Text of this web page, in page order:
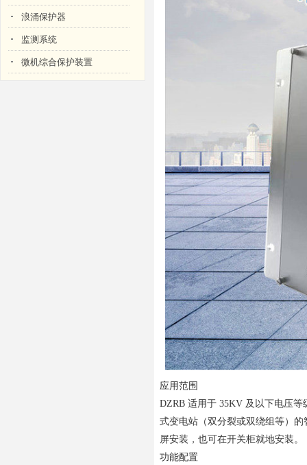
浪涌保护器
监测系统
微机综合保护装置
应用范围
DZRB 适用于 35KV 及以下电压
式变电站（双分裂或双绕组等）
屏安装，也可在开关柜就地安装。
功能配置